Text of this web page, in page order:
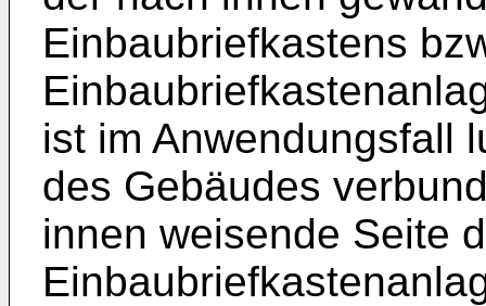
Einbaubriefkastens
ist im Anwendungsfall
des Gebäudes
innen weisende Seite